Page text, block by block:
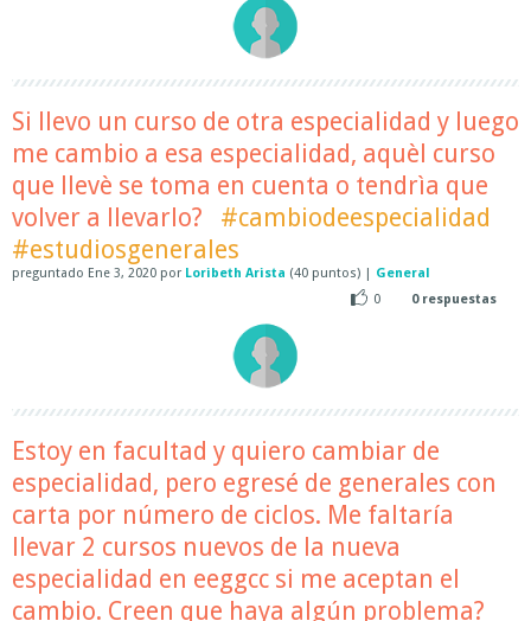
Si llevo un curso de otra especialidad y luego
me cambio a esa especialidad, aquèl curso
que llevè se toma en cuenta o tendrìa que
volver a llevarlo?
#cambiodeespecialidad
#estudiosgenerales
preguntado Ene 3, 2020 por Loribeth Arista (40 puntos) | General
0
0respuestas
Estoy en facultad y quiero cambiar de
especialidad, pero egresé de generales con
carta por número de ciclos. Me faltaría
llevar 2 cursos nuevos de la nueva
especialidad en eeggcc si me aceptan el
cambio. Creen que haya algún problema?